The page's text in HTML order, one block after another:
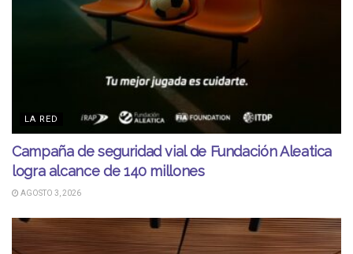
LA RED
Campaña de seguridad vial de Fundación Aleatica
logra alcance de 140 millones
AGOSTO 3, 2026